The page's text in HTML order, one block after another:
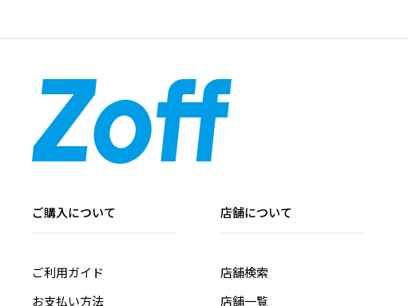
ご購入について
ご利用ガイド
お支払い方法
店舗について
店舗検索
店舗一覧